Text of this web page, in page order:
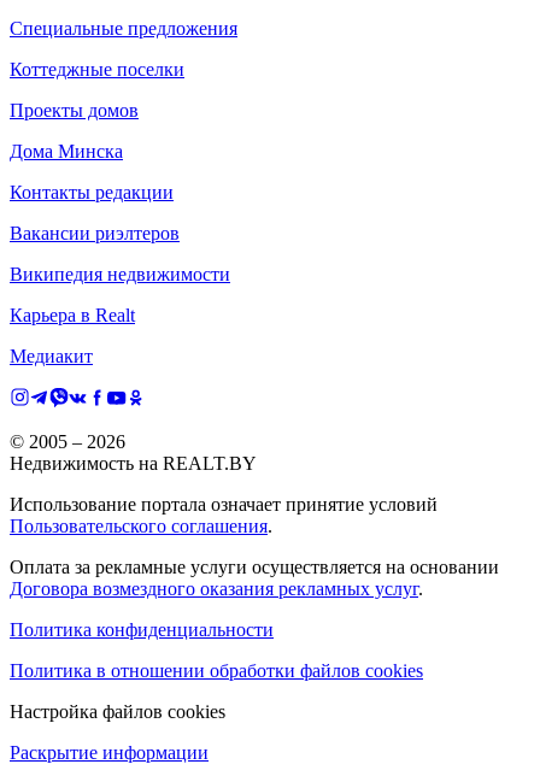
Специальные предложения
Коттеджные поселки
Проекты домов
Дома Минска
Контакты редакции
Вакансии риэлтеров
Википедия недвижимости
Карьера в Realt
Медиакит
© 2005 – 2026
Недвижимость на REALT.BY
Использование портала означает принятие условий
Пользовательского соглашения.
Оплата за рекламные услуги осуществляется на основании
Договора возмездного оказания рекламных услуг.
Политика конфиденциальности
Политика в отношении обработки файлов cookies
Настройка файлов cookies
Раскрытие информации